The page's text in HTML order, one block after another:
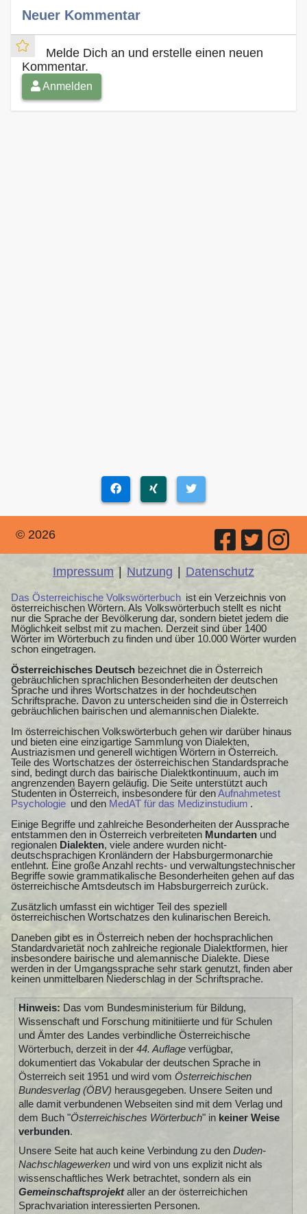
Neuer Kommentar
Melde Dich an und erstelle einen neuen
Kommentar.
Anmelden
© 2026
Impressum | Nutzung | Datenschutz
Das Österreichische Volkswörterbuch ist ein Verzeichnis von
österreichischen Wörtern. Als Volkswörterbuch stellt es nicht
nur die Sprache der Bevölkerung dar, sondern bietet jedem die
Möglichkeit selbst mit zu machen. Derzeit sind über 1400
Wörter im Wörterbuch zu finden und über 10.000 Wörter wurden
schon eingetragen.
Österreichisches Deutsch bezeichnet die in Österreich
gebräuchlichen sprachlichen Besonderheiten der deutschen
Sprache und ihres Wortschatzes in der hochdeutschen
Schriftsprache. Davon zu unterscheiden sind die in Österreich
gebräuchlichen bairischen und alemannischen Dialekte.
Im österreichischen Volkswörterbuch gehen wir darüber hinaus
und bieten eine einzigartige Sammlung von Dialekten,
Austriazismen und generell wichtigen Wörtern in Österreich.
Teile des Wortschatzes der österreichischen Standardsprache
sind, bedingt durch das bairische Dialektkontinuum, auch im
angrenzenden Bayern geläufig. Die Seite unterstützt auch
Studenten in Österreich, insbesondere für denAufnahmetest
Psychologie und den MedAT für das Medizinstudium .
Einige Begriffe und zahlreiche Besonderheiten der Aussprache
entstammen den in Österreich verbreiteten Mundarten und
regionalen Dialekten, viele andere wurden nicht-
deutschsprachigen Kronländern der Habsburgermonarchie
entlehnt. Eine große Anzahl rechts- und verwaltungstechnischer
Begriffe sowie grammatikalische Besonderheiten gehen auf das
österreichische Amtsdeutsch im Habsburgerreich zurück.
Zusätzlich umfasst ein wichtiger Teil des speziell
österreichischen Wortschatzes den kulinarischen Bereich.
Daneben gibt es in Österreich neben der hochsprachlichen
Standardvarietät noch zahlreiche regionale Dialektformen, hier
insbesondere bairische und alemannische Dialekte. Diese
werden in der Umgangssprache sehr stark genutzt, finden aber
keinen unmittelbaren Niederschlag in der Schriftsprache.
Hinweis: Das vom Bundesministerium für Bildung,
Wissenschaft und Forschung mitinitiierte und für Schulen
und Ämter des Landes verbindliche Österreichische
Wörterbuch, derzeit in der 44. Auflageverfügbar,
dokumentiert das Vokabular der deutschen Sprache in
Österreich seit 1951 und wird vom Österreichischen
Bundesverlag (ÖBV) herausgegeben. Unsere Seiten und
alle damit verbundenen Webseiten sind mit dem Verlag und
dem Buch "Österreichisches Wörterbuch" in keiner Weise
verbunden.
Unsere Seite hat auch keine Verbindung zu den Duden-
Nachschlagewerkenund wird von uns explizit nicht als
wissenschaftliches Werk betrachtet, sondern als ein
Gemeinschaftsprojektaller an der österreichichen
Sprachvariation interessierten Personen.